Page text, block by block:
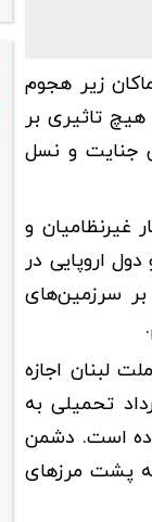
زیر هجوم
تاثیری بر
جنایت و نسل
غیرنظامیان و
اروپایی در
سرزمین‌های
لبنان اجازه
تحمیلی به
است. دشمن
پشت مرزهای